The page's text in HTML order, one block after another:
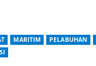
MARITIM PELABUHAN